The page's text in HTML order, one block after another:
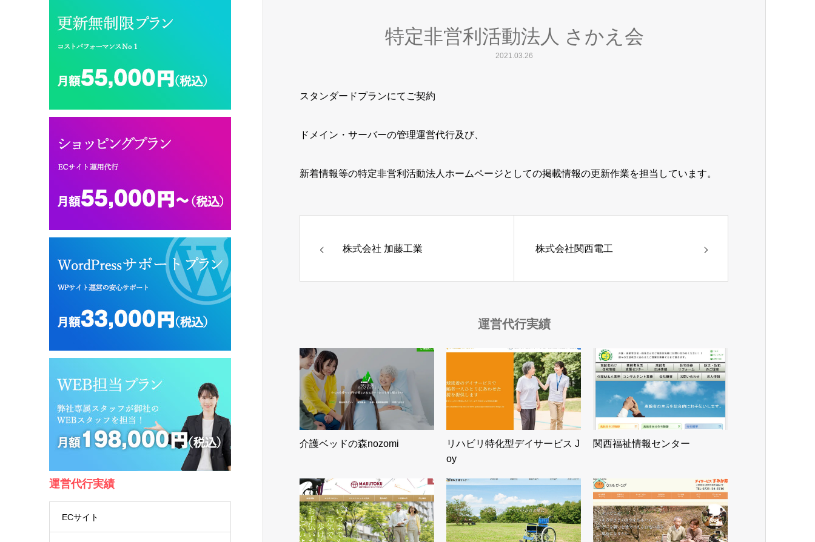
特定非営利活動法人 さかえ会
2021.03.26
スタンダードプランにてご契約
ドメイン・サーバーの管理運営代行及び、
新着情報等の特定非営利活動法人ホームページとしての掲載情報の更新作業を担当しています。
株式会社 加藤工業 株式会社関西電工
運営代行実績
介護ベッドの森nozomi
リハビリ特化型デイサービス J
oy
関西福祉情報センター
運営代行実績
ECサイト